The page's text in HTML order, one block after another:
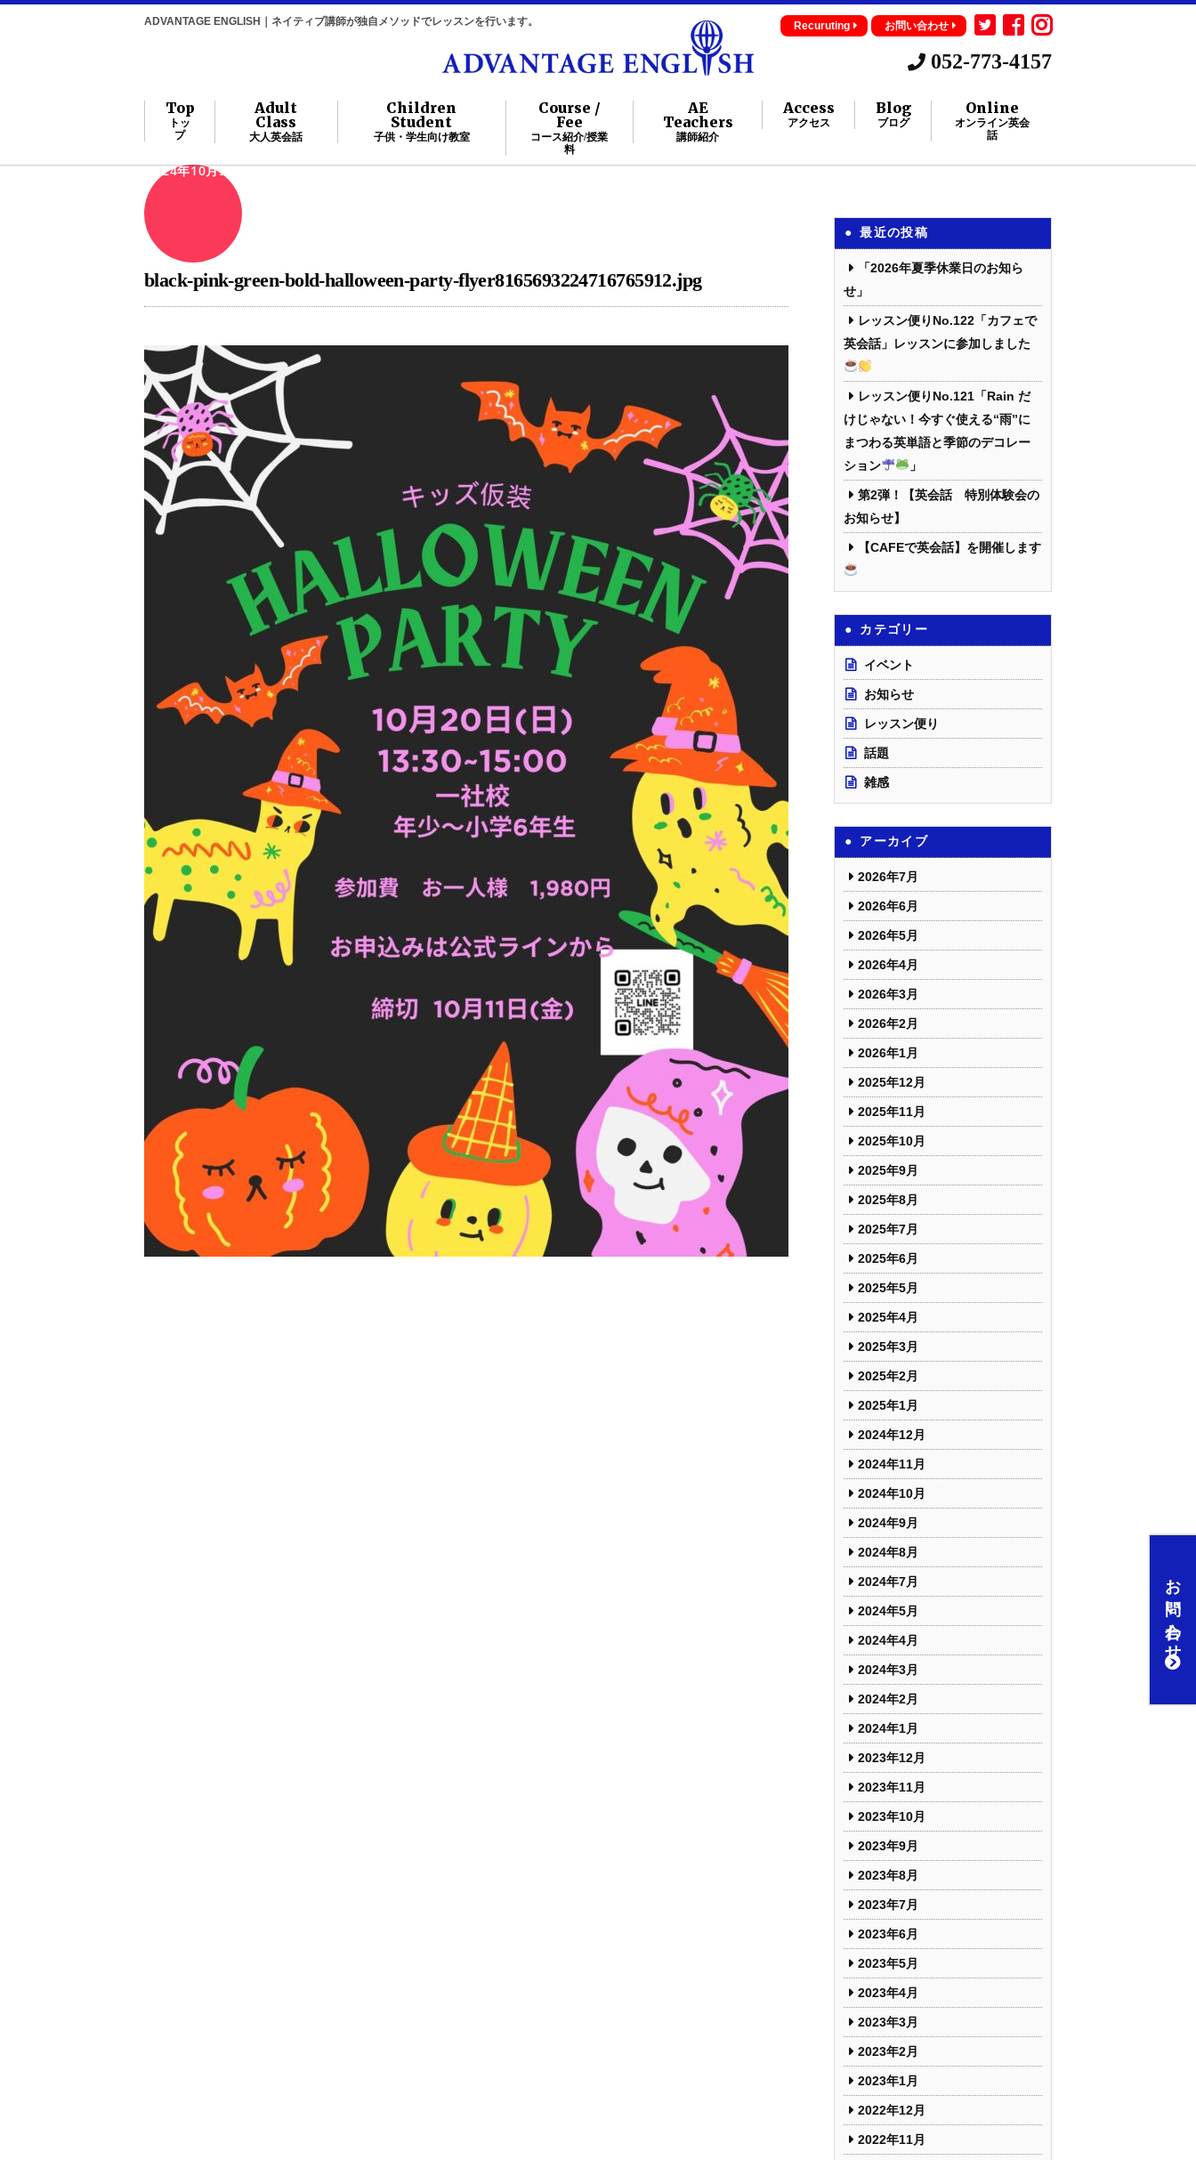
ADVANTAGE ENGLISH｜ネイティブ講師が独自メソッドでレッスンを行います。 Recuruting お問い合わせ
052-773-4157
お問い合わせ
Top
トッ
プ
Adult
Class
大人英会話
Children
Student
子供・学生向け教室
Course /
Fee
コース紹介/授業
料
AE
Teachers
講師紹介
Access
アクセス
Blog
ブログ
Online
オンライン英会
話
2024年10月9日
black-pink-green-bold-halloween-party-flyer8165693224716765912.jpg
最近の投稿
「2026年夏季休業日のお知ら
せ」
レッスン便りNo.122「カフェで
英会話」レッスンに参加しました
レッスン便りNo.121「Rain だ
けじゃない！今すぐ使える“雨”に
まつわる英単語と季節のデコレー
ション
」
第2弾！【英会話 特別体験会の
お知らせ】
【CAFEで英会話】を開催します
カテゴリー
イベント
お知らせ
レッスン便り
話題
雑感
アーカイブ
2026年7月
2026年6月
2026年5月
2026年4月
2026年3月
2026年2月
2026年1月
2025年12月
2025年11月
2025年10月
2025年9月
2025年8月
2025年7月
2025年6月
2025年5月
2025年4月
2025年3月
2025年2月
2025年1月
2024年12月
2024年11月
2024年10月
2024年9月
2024年8月
2024年7月
2024年5月
2024年4月
2024年3月
2024年2月
2024年1月
2023年12月
2023年11月
2023年10月
2023年9月
2023年8月
2023年7月
2023年6月
2023年5月
2023年4月
2023年3月
2023年2月
2023年1月
2022年12月
2022年11月